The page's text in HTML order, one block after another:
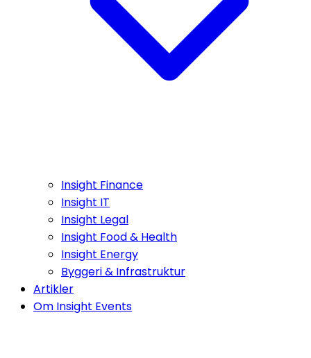
Insight Finance
Insight IT
Insight Legal
Insight Food & Health
Insight Energy
Byggeri & Infrastruktur
Artikler
Om Insight Events